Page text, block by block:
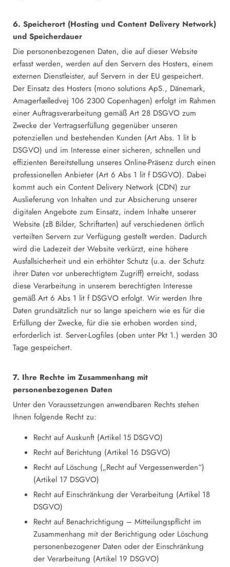
6. Speicherort (Hosting und Content Delivery Network)
und Speicherdauer
Die personenbezogenen Daten, die auf dieser Website
erfasst werden, werden auf den Servern des Hosters, einem
externen Dienstleister, auf Servern in der EU gespeichert.
Der Einsatz des Hosters (mono solutions ApS., Dänemark,
Amagerfælledvej 106 2300 Copenhagen) erfolgt im Rahmen
einer Auftragsverarbeitung gemäß Art 28 DSGVO zum
Zwecke der Vertragserfüllung gegenüber unseren
potenziellen und bestehenden Kunden (Art Abs. 1 lit b
DSGVO) und im Interesse einer sicheren, schnellen und
effizienten Bereitstellung unseres Online-Präsenz durch einen
professionellen Anbieter (Art 6 Abs 1 lit f DSGVO). Dabei
kommt auch ein Content Delivery Network (CDN) zur
Auslieferung von Inhalten und zur Absicherung unserer
digitalen Angebote zum Einsatz, indem Inhalte unserer
Website (zB Bilder, Schriftarten) auf verschiedenen örtlich
verteilten Servern zur Verfügung gestellt werden. Dadurch
wird die Ladezeit der Website verkürzt, eine höhere
Ausfallsicherheit und ein erhöhter Schutz (u.a. der Schutz
ihrer Daten vor unberechtigtem Zugriff) erreicht, sodass
diese Verarbeitung in unserem berechtigten Interesse
gemäß Art 6 Abs 1 lit f DSGVO erfolgt. Wir werden Ihre
Daten grundsätzlich nur so lange speichern wie es für die
Erfüllung der Zwecke, für die sie erhoben worden sind,
erforderlich ist. Server-Logfiles (oben unter Pkt 1.) werden 30
Tage gespeichert.
7. Ihre Rechte im Zusammenhang mit
personenbezogenen Daten
Unter den Voraussetzungen anwendbaren Rechts stehen
Ihnen folgende Recht zu:
Recht auf Auskunft (Artikel 15 DSGVO)
Recht auf Berichtung (Artikel 16 DSGVO)
Recht auf Löschung („Recht auf Vergessenwerden“)
(Artikel 17 DSGVO)
Recht auf Einschränkung der Verarbeitung (Artikel 18
DSGVO)
Recht auf Benachrichtigung – Mitteilungspflicht im
Zusammenhang mit der Berichtigung oder Löschung
personenbezogener Daten oder der Einschränkung
der Verarbeitung (Artikel 19 DSGVO)